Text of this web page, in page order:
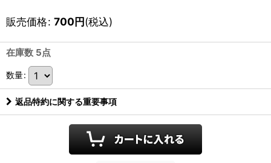
販売価格: 700円(税込)
在庫数 5点
数量:
返品特約に関する重要事項